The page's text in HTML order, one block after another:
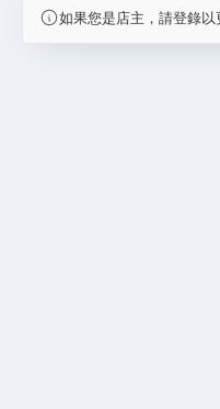
如果您是店主，請登錄以